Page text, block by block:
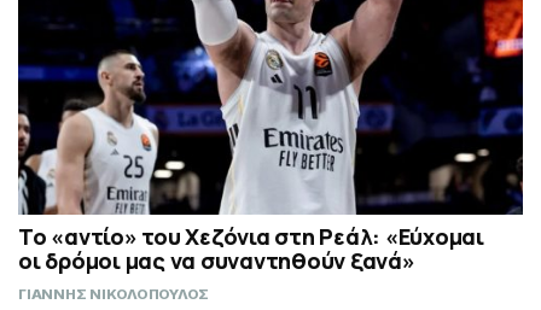
Το «αντίο» του Χεζόνια στη Ρεάλ: «Εύχομαι
οι δρόμοι μας να συναντηθούν ξανά»
ΓΙΑΝΝΗΣ ΝΙΚΟΛΟΠΟΥΛΟΣ